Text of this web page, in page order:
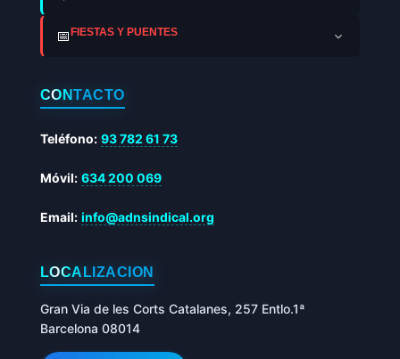
📅FIESTAS Y PUENTES
CONTACTO
Teléfono: 93 782 61 73
Móvil: 634 200 069
Email: info@adnsindical.org
LOCALIZACIÓN
Gran Via de les Corts Catalanes, 257 Entlo.1ª
Barcelona 08014